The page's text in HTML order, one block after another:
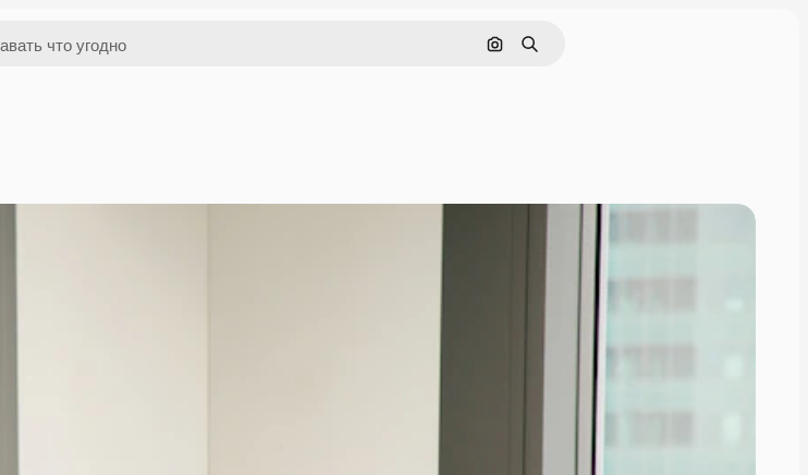
Поиск по изображению
Поиск